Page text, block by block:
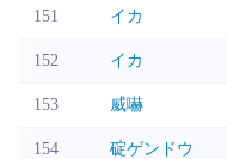
151 イカ
152 イカ
153 威嚇
154 碇ゲンドウ